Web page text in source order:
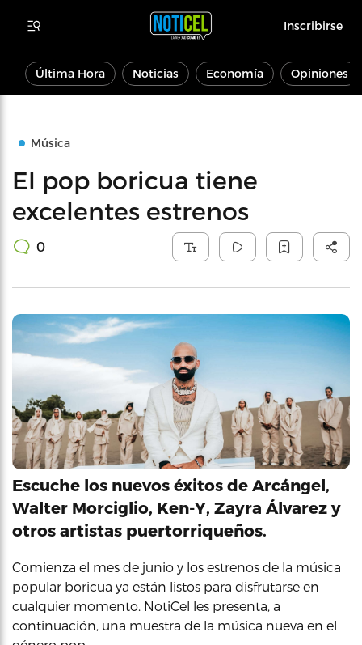
Inscribirse
Última Hora Noticias Economía Opiniones
Música
El pop boricua tiene
excelentes estrenos
0
Escuche los nuevos éxitos de Arcángel,
Walter Morciglio, Ken-Y, Zayra Álvarez y
otros artistas puertorriqueños.
Comienza el mes de junio y los estrenos de la música
popular boricua ya están listos para disfrutarse en
cualquier momento. NotiCel les presenta, a
continuación, una muestra de la música nueva en el